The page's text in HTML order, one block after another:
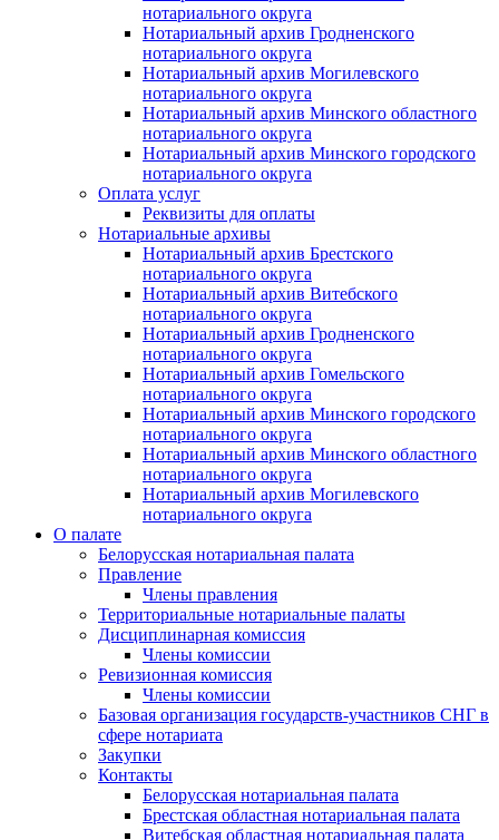
нотариального округа
Нотариальный архив Гродненского
нотариального округа
Нотариальный архив Могилевского
нотариального округа
Нотариальный архив Минского областного
нотариального округа
Нотариальный архив Минского городского
нотариального округа
Оплата услуг
Реквизиты для оплаты
Нотариальные архивы
Нотариальный архив Брестского
нотариального округа
Нотариальный архив Витебского
нотариального округа
Нотариальный архив Гродненского
нотариального округа
Нотариальный архив Гомельского
нотариального округа
Нотариальный архив Минского городского
нотариального округа
Нотариальный архив Минского областного
нотариального округа
Нотариальный архив Могилевского
нотариального округа
О палате
Белорусская нотариальная палата
Правление
Члены правления
Территориальные нотариальные палаты
Дисциплинарная комиссия
Члены комиссии
Ревизионная комиссия
Члены комиссии
Базовая организация государств-участников СНГ в
сфере нотариата
Закупки
Контакты
Белорусская нотариальная палата
Брестская областная нотариальная палата
Витебская областная нотариальная палата